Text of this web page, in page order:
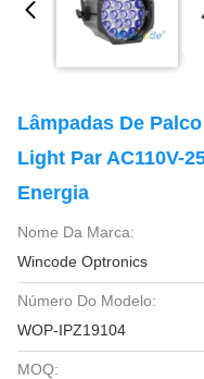
Lâmpadas De
Light Par AC110V-
Energia
Nome Da Marca:
Wincode Optronics
Número Do Modelo:
WOP-IPZ19104
MOQ: